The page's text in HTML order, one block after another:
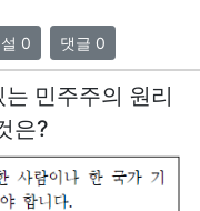
0 댓글 0
민주주의 원리
은?